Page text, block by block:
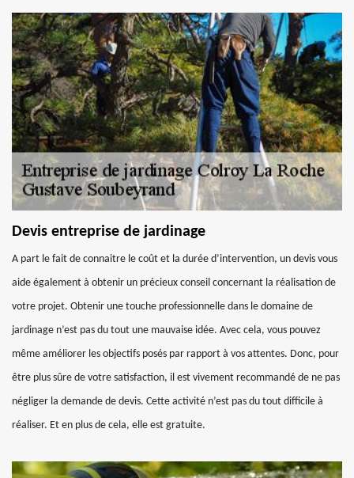
Devis entreprise de jardinage
A part le fait de connaitre le coût et la durée d’intervention, un devis vous
aide également à obtenir un précieux conseil concernant la réalisation de
votre projet. Obtenir une touche professionnelle dans le domaine de
jardinage n’est pas du tout une mauvaise idée. Avec cela, vous pouvez
même améliorer les objectifs posés par rapport à vos attentes. Donc, pour
être plus sûre de votre satisfaction, il est vivement recommandé de ne pas
négliger la demande de devis. Cette activité n’est pas du tout difficile à
réaliser. Et en plus de cela, elle est gratuite.